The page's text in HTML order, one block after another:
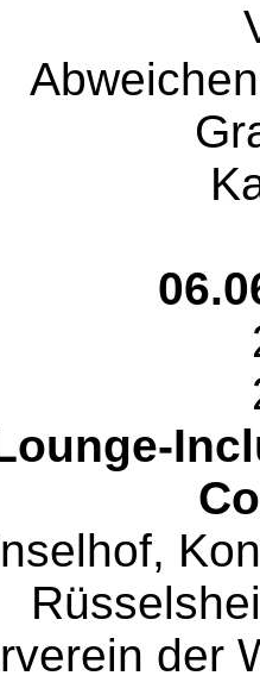
der